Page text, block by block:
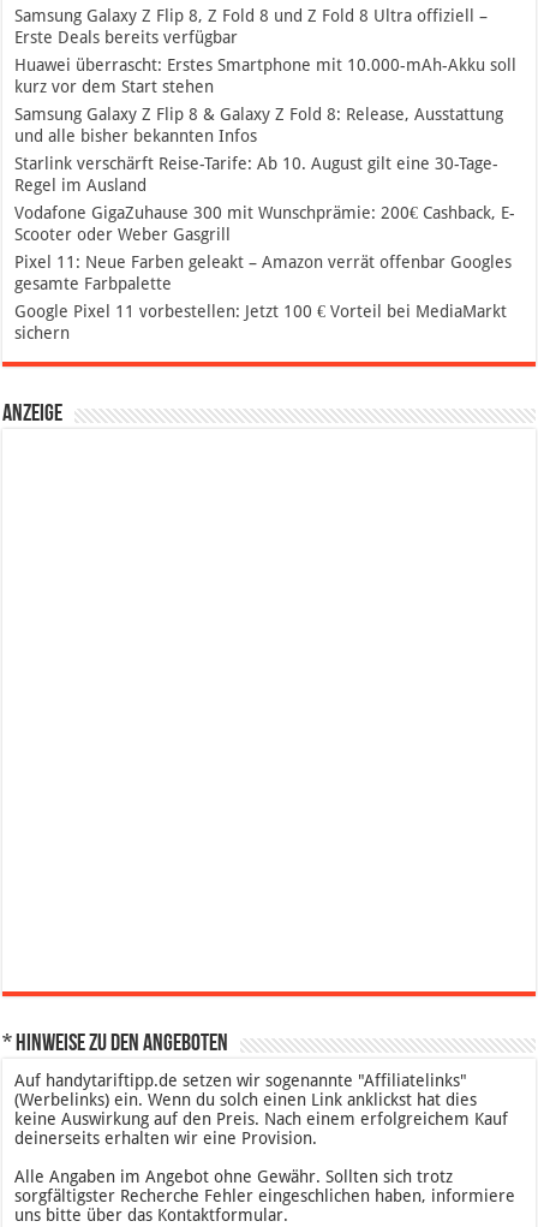
Samsung Galaxy Z Flip 8, Z Fold 8 und Z Fold 8 Ultra offiziell –
Erste Deals bereits verfügbar
Huawei überrascht: Erstes Smartphone mit 10.000-mAh-Akku soll
kurz vor dem Start stehen
Samsung Galaxy Z Flip 8 & Galaxy Z Fold 8: Release, Ausstattung
und alle bisher bekannten Infos
Starlink verschärft Reise-Tarife: Ab 10. August gilt eine 30-Tage-
Regel im Ausland
Vodafone GigaZuhause 300 mit Wunschprämie: 200€ Cashback, E-
Scooter oder Weber Gasgrill
Pixel 11: Neue Farben geleakt – Amazon verrät offenbar Googles
gesamte Farbpalette
Google Pixel 11 vorbestellen: Jetzt 100 € Vorteil bei MediaMarkt
sichern
Anzeige
* Hinweise zu den Angeboten
Auf handytariftipp.de setzen wir sogenannte "Affiliatelinks"
(Werbelinks) ein. Wenn du solch einen Link anklickst hat dies
keine Auswirkung auf den Preis. Nach einem erfolgreichem Kauf
deinerseits erhalten wir eine Provision.
Alle Angaben im Angebot ohne Gewähr. Sollten sich trotz
sorgfältigster Recherche Fehler eingeschlichen haben, informiere
uns bitte über das Kontaktformular.